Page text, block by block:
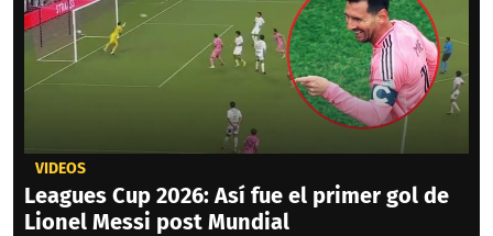
VIDEOS
Leagues Cup 2026: Así fue el primer gol de
Lionel Messi post Mundial